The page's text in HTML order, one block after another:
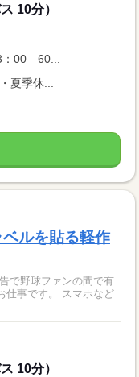
10分）
：00 60...
季休...
ルを貼る軽作
で野球ファンの間で有
仕事です。 スマホなど
10分）